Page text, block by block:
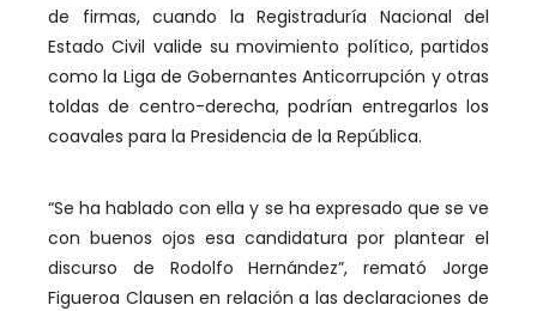
de firmas, cuando la Registraduría Nacional del
Estado Civil valide su movimiento político, partidos
como la Liga de Gobernantes Anticorrupción y otras
toldas de centro-derecha, podrían entregarlos los
coavales para la Presidencia de la República.
“Se ha hablado con ella y se ha expresado que se ve
con buenos ojos esa candidatura por plantear el
discurso de Rodolfo Hernández”, remató Jorge
Figueroa Clausen en relación a las declaraciones de